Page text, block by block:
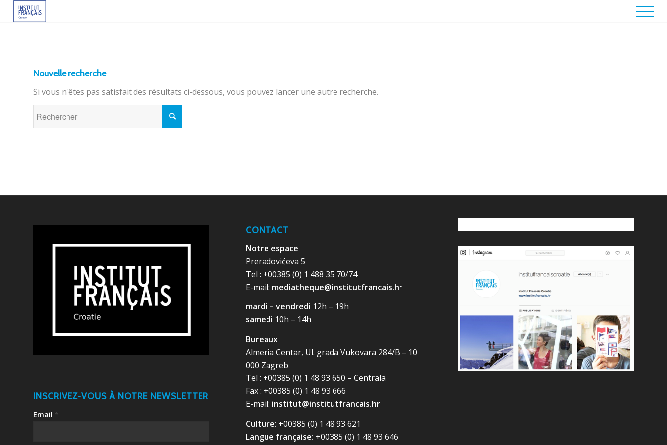
Nouvelle recherche
Si vous n'êtes pas satisfait des résultats ci-dessous, vous pouvez lancer une autre recherche.
INSCRIVEZ-VOUS À NOTRE NEWSLETTER
Email *
CONTACT
Notre espace
Preradovićeva 5
Tel : +00385 (0) 1 488 35 70/74
E-mail: mediatheque@institutfrancais.hr
mardi – vendredi 12h – 19h
samedi 10h – 14h
Bureaux
Almeria Centar, Ul. grada Vukovara 284/B – 10
000 Zagreb
Tel : +00385 (0) 1 48 93 650 – Centrala
Fax : +00385 (0) 1 48 93 666
E-mail: institut@institutfrancais.hr
Culture: +00385 (0) 1 48 93 621
Langue française: +00385 (0) 1 48 93 646